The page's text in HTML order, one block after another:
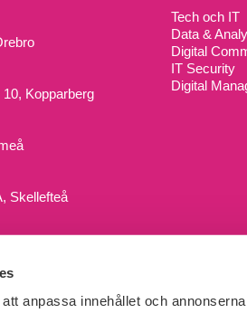
anpassa innehållet och
Kopparberg
Skellefteå
Tech och IT
Data &
Digital
IT Security
Digital